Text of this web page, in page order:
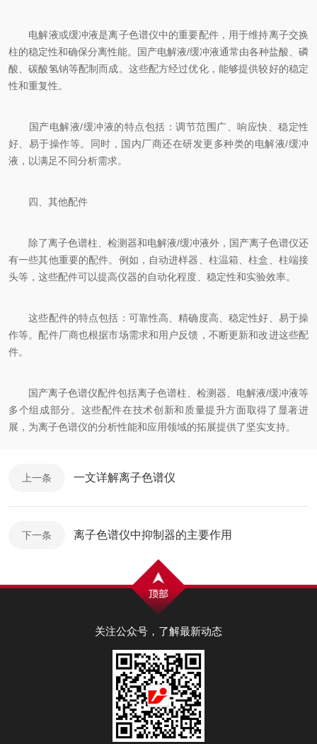
电解液或缓冲液是离子色谱仪中的重要配件，用于维持离子交换
柱的稳定性和确保分离性能。国产电解液/缓冲液通常由各种盐酸、磷
酸、碳酸氢钠等配制而成。这些配方经过优化，能够提供较好的稳定
性和重复性。
国产电解液/缓冲液的特点包括：调节范围广、响应快、稳定性
好、易于操作等。同时，国内厂商还在研发更多种类的电解液/缓冲
液，以满足不同分析需求。
四、其他配件
除了离子色谱柱、检测器和电解液/缓冲液外，国产离子色谱仪还
有一些其他重要的配件。例如，自动进样器、柱温箱、柱盒、柱端接
头等，这些配件可以提高仪器的自动化程度、稳定性和实验效率。
这些配件的特点包括：可靠性高、精确度高、稳定性好、易于操
作等。配件厂商也根据市场需求和用户反馈，不断更新和改进这些配
件。
国产离子色谱仪配件包括离子色谱柱、检测器、电解液/缓冲液等
多个组成部分。这些配件在技术创新和质量提升方面取得了显著进
展，为离子色谱仪的分析性能和应用领域的拓展提供了坚实支持。
上一条 一文详解离子色谱仪
下一条 离子色谱仪中抑制器的主要作用
关注公众号，了解最新动态